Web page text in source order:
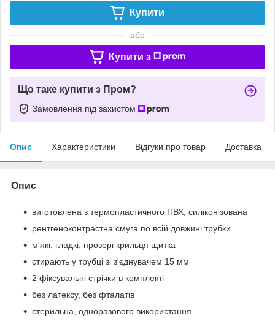
Купити
або
Купити з
Що таке купити з Пром?
Замовлення під захистом
Опис Характеристики Відгуки про товар Доставка
Опис
виготовлена з термопластичного ПВХ, силіконізована
рентгеноконтрастна смуга по всій довжині трубки
м'які, гладкі, прозорі крильця щитка
стирають у трубці зі з'єднувачем 15 мм
2 фіксувальні стрічки в комплекті
без латексу, без фталатів
стерильна, одноразового використання